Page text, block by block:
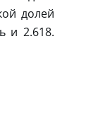
долей
и 2.618.